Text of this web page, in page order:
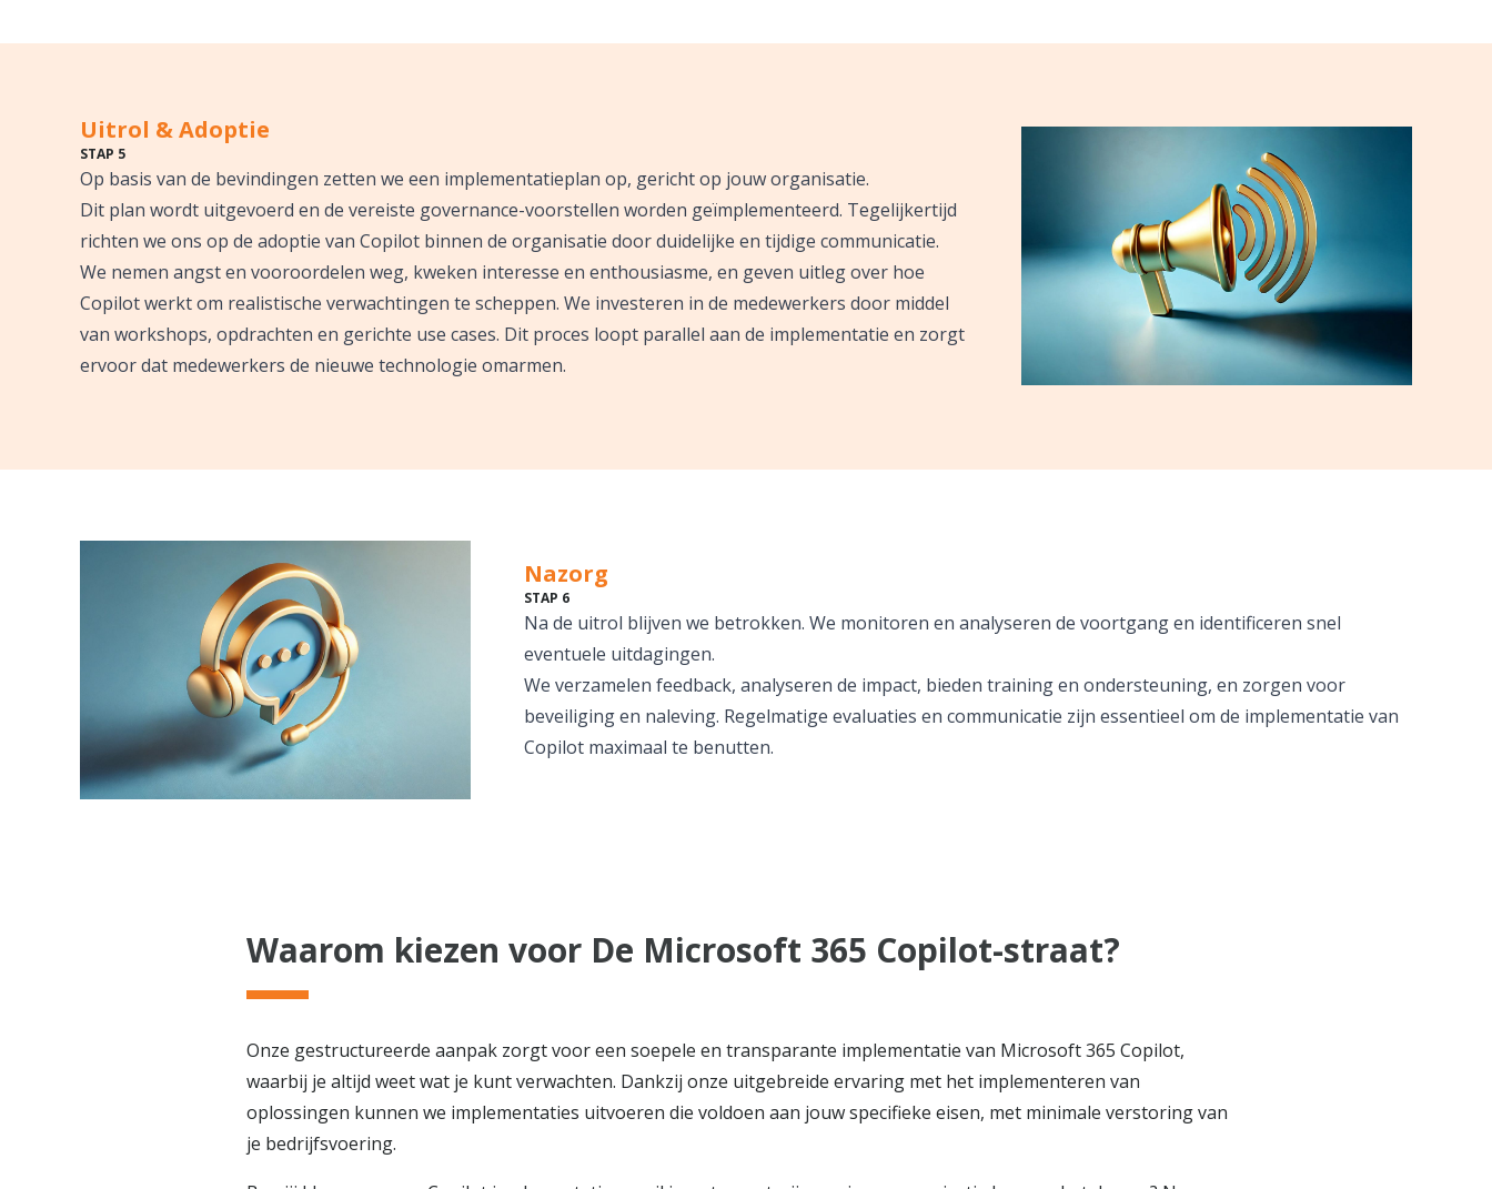
Uitrol & Adoptie
STAP 5
Op basis van de bevindingen zetten we een implementatieplan op, gericht op jouw organisatie.
Dit plan wordt uitgevoerd en de vereiste governance-voorstellen worden geïmplementeerd. Tegelijkertijd
richten we ons op de adoptie van Copilot binnen de organisatie door duidelijke en tijdige communicatie.
We nemen angst en vooroordelen weg, kweken interesse en enthousiasme, en geven uitleg over hoe
Copilot werkt om realistische verwachtingen te scheppen. We investeren in de medewerkers door middel
van workshops, opdrachten en gerichte use cases. Dit proces loopt parallel aan de implementatie en zorgt
ervoor dat medewerkers de nieuwe technologie omarmen.
Nazorg
STAP 6
Na de uitrol blijven we betrokken. We monitoren en analyseren de voortgang en identificeren snel
eventuele uitdagingen.
We verzamelen feedback, analyseren de impact, bieden training en ondersteuning, en zorgen voor
beveiliging en naleving. Regelmatige evaluaties en communicatie zijn essentieel om de implementatie van
Copilot maximaal te benutten.
Waarom kiezen voor De Microsoft 365 Copilot-straat?
Onze gestructureerde aanpak zorgt voor een soepele en transparante implementatie van Microsoft 365 Copilot,
waarbij je altijd weet wat je kunt verwachten. Dankzij onze uitgebreide ervaring met het implementeren van
oplossingen kunnen we implementaties uitvoeren die voldoen aan jouw specifieke eisen, met minimale verstoring van
je bedrijfsvoering.